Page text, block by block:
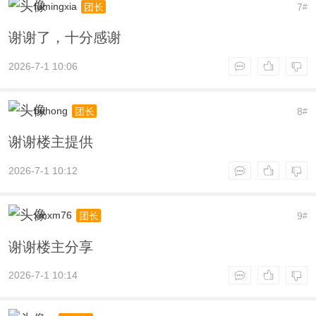
7#
fumingxia 团长
谢谢了，十分感谢
2026-7-1 10:06
8#
buhong 团长
谢谢楼主提供
2026-7-1 10:12
9#
xmxm76 团长
谢谢楼主分享
2026-7-1 10:14